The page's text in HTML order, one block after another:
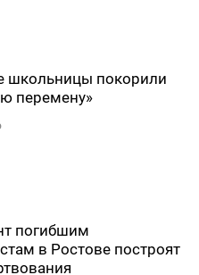
школьницы покорили
перемену»
погибшим
в Ростове построят